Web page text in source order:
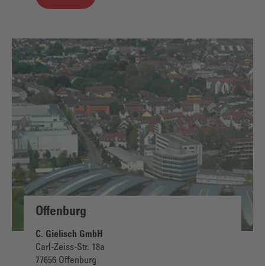
Offenburg
C. Gielisch GmbH
Carl-Zeiss-Str. 18a
77656 Offenburg